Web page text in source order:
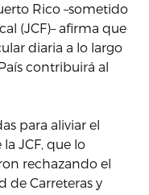
Rico –sometido
(JCF)– afirma que
diaria a lo largo
contribuirá al
para aliviar el
JCF, que lo
rechazando el
de Carreteras y